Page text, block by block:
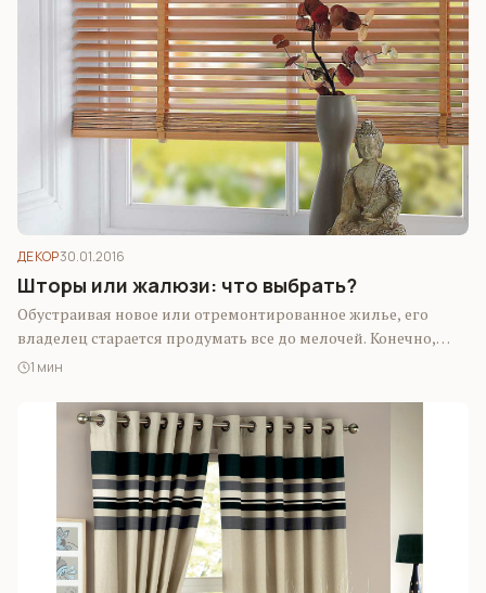
ДЕКОР30.01.2016
Шторы или жалюзи: что выбрать?
Обустраивая новое или отремонтированное жилье, его
владелец старается продумать все до мелочей. Конечно,
отделка помещения, мебель, аксессуары – все это…
1 мин